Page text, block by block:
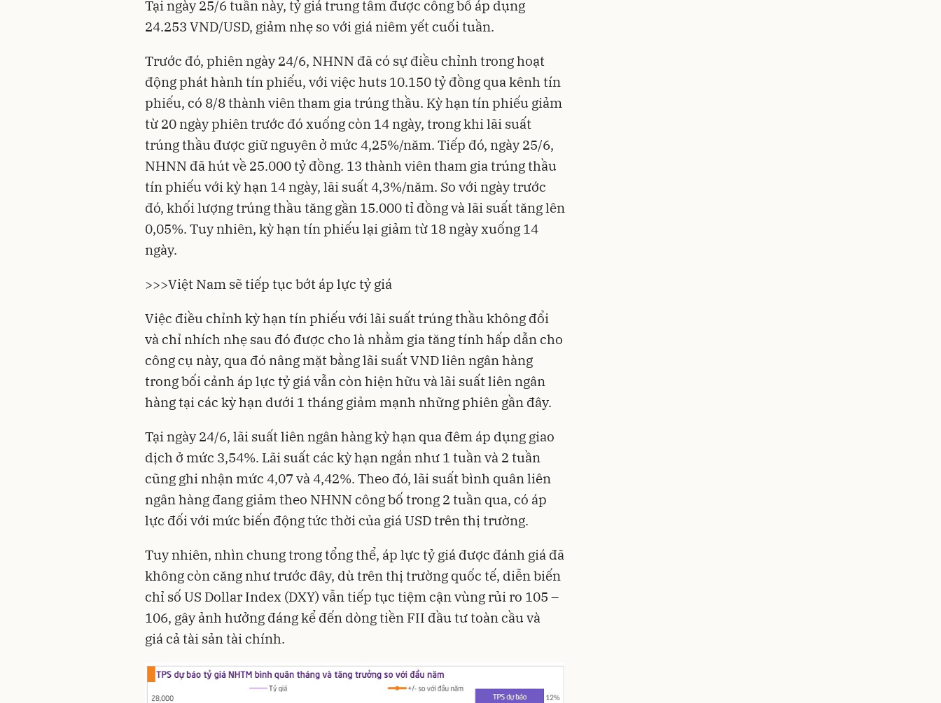
Tại ngày 25/6 tuần này, tỷ giátrung tâm được công bố áp dụng
24.253 VND/USD, giảm nhẹ so với giá niêm yết cuối tuần.
Trước đó, phiên ngày 24/6, NHNN đã có sự điều chỉnh trong hoạt
động phát hành tín phiếu, với việc huts 10.150 tỷ đồng qua kênh tín
phiếu, có 8/8 thành viên tham gia trúng thầu. Kỳ hạn tín phiếu giảm
từ 20 ngày phiên trước đó xuống còn 14 ngày, trong khi lãi suất
trúng thầu được giữ nguyên ở mức 4,25%/năm. Tiếp đó, ngày 25/6,
NHNN đã hút về 25.000 tỷ đồng. 13 thành viên tham gia trúng thầu
tín phiếu với kỳ hạn 14 ngày, lãi suất 4,3%/năm. So với ngày trước
đó, khối lượng trúng thầu tăng gần 15.000 tỉ đồng và lãi suất tăng lên
0,05%. Tuy nhiên, kỳ hạn tín phiếu lại giảm từ 18 ngày xuống 14
ngày.
>>>Việt Nam sẽ tiếp tục bớt áp lực tỷ giá
Việc điều chỉnh kỳ hạn tín phiếu với lãi suất trúng thầu không đổi
và chỉ nhích nhẹ sau đó được cho là nhằm gia tăng tính hấp dẫn cho
công cụ này, qua đó nâng mặt bằng lãi suất VND liên ngân hàng
trong bối cảnh áp lực tỷ giá vẫn còn hiện hữu và lãi suất liên ngân
hàng tại các kỳ hạn dưới 1 tháng giảm mạnh những phiên gần đây.
Tại ngày 24/6, lãi suất liên ngân hàng kỳ hạn qua đêm áp dụng giao
dịch ở mức 3,54%. Lãi suất các kỳ hạn ngắn như 1 tuần và 2 tuần
cũng ghi nhận mức 4,07 và 4,42%. Theo đó, lãi suấtbình quân liên
ngân hàng đang giảm theo NHNN công bố trong 2 tuần qua, có áp
lực đối với mức biến động tức thời của giá USD trên thị trường.
Tuy nhiên, nhìn chung trong tổng thể, áp lực tỷ giá được đánh giá đã
không còn căng như trước đây, dù trên thị trường quốc tế, diễn biến
chỉ số US Dollar Index (DXY) vẫn tiếp tục tiệm cận vùng rủi ro 105 –
106, gây ảnh hưởng đáng kể đến dòng tiền FII đầu tư toàn cầu và
giá cả tài sản tài chính.